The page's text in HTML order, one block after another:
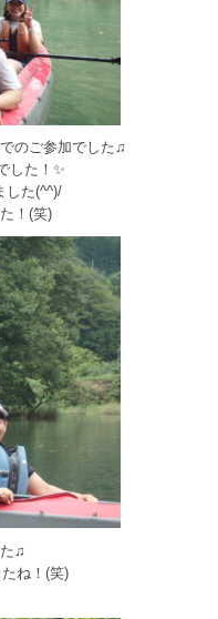
のご参加でした♫
した！✨
した(^^)/
！(笑)
♫
ね！(笑)